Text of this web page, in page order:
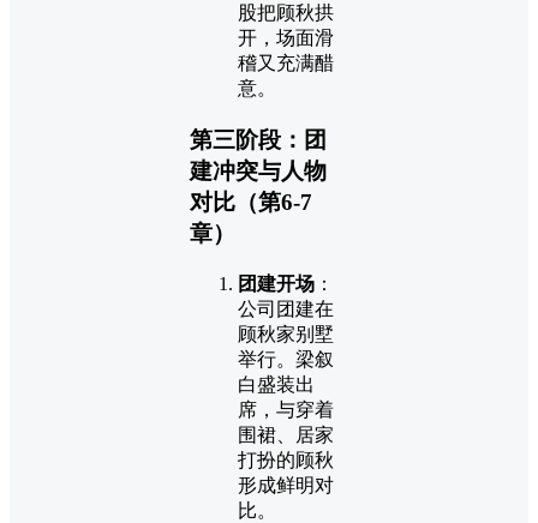
股把顾秋拱
开，场面滑
稽又充满醋
意。
第三阶段：团
建冲突与人物
对比（第6-7
章）
团建开场 ：
公司团建在
顾秋家别墅
举行。梁叙
白盛装出
席，与穿着
围裙、居家
打扮的顾秋
形成鲜明对
比。